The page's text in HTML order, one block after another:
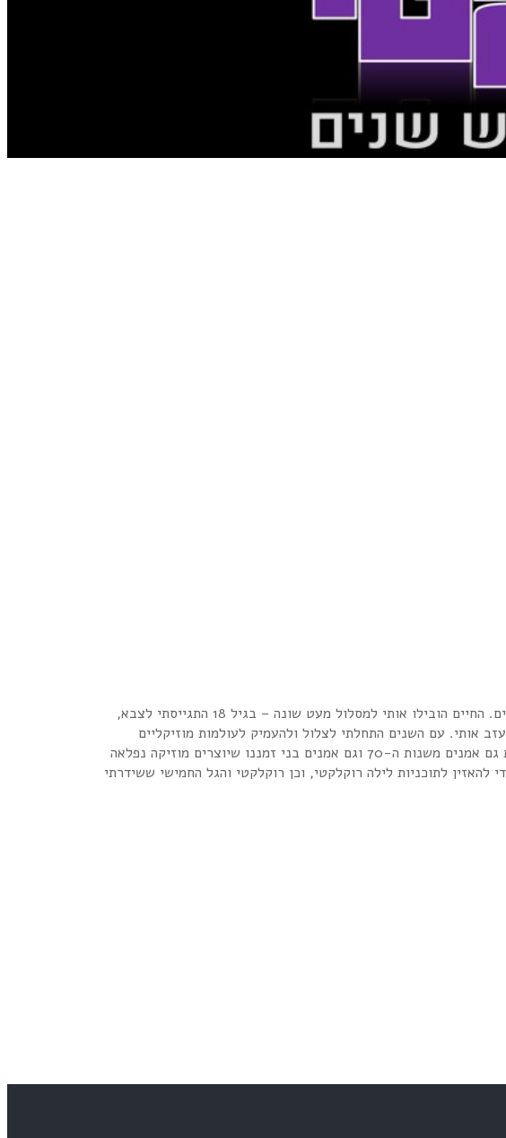
חיידק הרדיו תקף אותי בגיל שבע כשאבא שלי קנה לי רדיו טייפ, והתחלתי להקליט את עצמי ואת אחי מבצעים תסכיתים שונים. החיים הובילו אותי למסלול מעט שונה – בגיל 18 התגייסתי לצבא,
אותי. עם השנים התחלתי לצלול ולהעמיק לעולמות מוזיקליים
חדשים. גיליתי נפעם את ה-PROGRESSIVE, הפסיכדליה, הפולק-רוק, הג’אז רוק (פיוז’ן) ועוד. הדהים אותי לגלות בו זמנית גם אמנים משנות ה-70 וגם אמנים בני זמננו שיוצרים מוזיקה נפלאה
לתוכניות לילה רוקלקטי, וכן רוקלקטי והגל החמישי ששידרתי